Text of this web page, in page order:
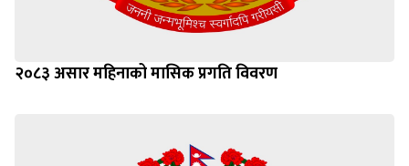
२०८३ असार महिनाको मासिक प्रगति विवरण